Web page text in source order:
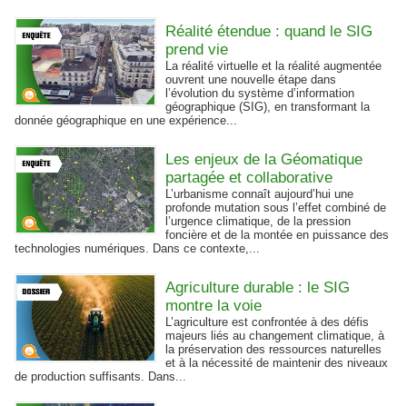
Réalité étendue : quand le SIG
prend vie
La réalité virtuelle et la réalité augmentée
ouvrent une nouvelle étape dans
l’évolution du système d’information
géographique (SIG), en transformant la
donnée géographique en une expérience...
Les enjeux de la Géomatique
partagée et collaborative
L’urbanisme connaît aujourd’hui une
profonde mutation sous l’effet combiné de
l’urgence climatique, de la pression
foncière et de la montée en puissance des
technologies numériques. Dans ce contexte,...
Agriculture durable : le SIG
montre la voie
L’agriculture est confrontée à des défis
majeurs liés au changement climatique, à
la préservation des ressources naturelles
et à la nécessité de maintenir des niveaux
de production suffisants. Dans...